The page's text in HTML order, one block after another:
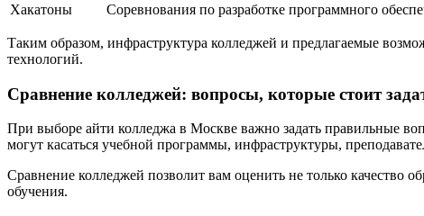
Хакатоны
Соревнования по разработке программного
Таким образом, инфраструктура колледжей и предлагаемые
технологий.
Сравнение колледжей: вопросы, которые стоит
При выборе айти колледжа в Москве важно задать правильные
могут касаться учебной программы, инфраструктуры,
Сравнение колледжей позволит вам оценить не только качество
обучения.